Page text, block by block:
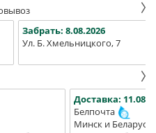
Забрать: 8.08.2026
Ул. Б. Хмельницкого, 7
Доставка:
Белпочта
Минск и Беларусь